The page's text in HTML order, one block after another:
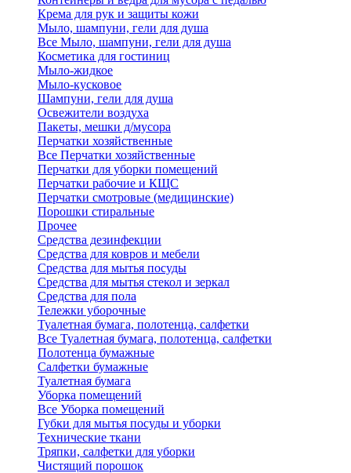
Крема для рук и защиты кожи
Мыло, шампуни, гели для душа
Все Мыло, шампуни, гели для душа
Косметика для гостиниц
Мыло-жидкое
Мыло-кусковое
Шампуни, гели для душа
Освежители воздуха
Пакеты, мешки д/мусора
Перчатки хозяйственные
Все Перчатки хозяйственные
Перчатки для уборки помещений
Перчатки рабочие и КЩС
Перчатки смотровые (медицинские)
Порошки стиральные
Прочее
Средства дезинфекции
Средства для ковров и мебели
Средства для мытья посуды
Средства для мытья стекол и зеркал
Средства для пола
Тележки уборочные
Туалетная бумага, полотенца, салфетки
Все Туалетная бумага, полотенца, салфетки
Полотенца бумажные
Салфетки бумажные
Туалетная бумага
Уборка помещений
Все Уборка помещений
Губки для мытья посуды и уборки
Технические ткани
Тряпки, салфетки для уборки
Чистящий порошок